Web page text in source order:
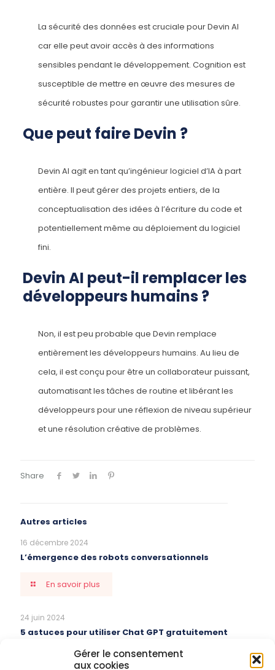
Gérer le consentement
aux cookies
La sécurité des données est cruciale pour Devin AI
car elle peut avoir accès à des informations
sensibles pendant le développement. Cognition est
susceptible de mettre en œuvre des mesures de
sécurité robustes pour garantir une utilisation sûre.
Que peut faire Devin ?
Devin AI agit en tant qu’ingénieur logiciel d’IA à part
entière. Il peut gérer des projets entiers, de la
conceptualisation des idées à l’écriture du code et
potentiellement même au déploiement du logiciel
fini.
Devin AI peut-il remplacer les
développeurs humains ?
Non, il est peu probable que Devin remplace
entièrement les développeurs humains. Au lieu de
cela, il est conçu pour être un collaborateur puissant,
automatisant les tâches de routine et libérant les
développeurs pour une réflexion de niveau supérieur
et une résolution créative de problèmes.
Share
Autres articles
16 décembre 2024
L’émergence des robots conversationnels
En savoir plus
24 juin 2024
5 astuces pour utiliser Chat GPT gratuitement
En savoir plus